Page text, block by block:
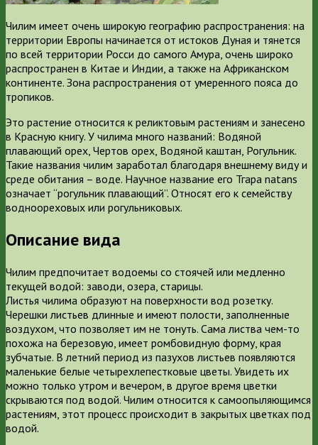
Чилим имеет очень широкую географию распространения: на
территории Европы начинается от истоков Дуная и тянется
по всей территории Росси до самого Амура, очень широко
распространен в Китае и Индии, а также на Африканском
континенте. Зона распространения от умеренного пояса до
тропиков.
Это растение относится к реликтовым растениям и занесено
в Красную книгу. У чилима много названий: Водяной
плавающий орех, Чертов орех, Водяной каштан, Рогульник.
Такие названия чилим заработал благодаря внешнему виду и
среде обитания – воде. Научное название его Тгара natans
означает “рогульник плавающий”. Относят его к семейству
водноореховых или рогульниковых.
Описание вида
Чилим предпочитает водоемы со стоячей или медленно
текущей водой: заводи, озера, старицы.
Листья чилима образуют на поверхности вод розетку.
Черешки листьев длинные и имеют полости, заполненные
воздухом, что позволяет им не тонуть. Сама листва чем-то
похожа на березовую, имеет ромбовидную форму, края
зубчатые. В летний период из пазухов листьев появляются
маленькие белые четырехлепестковые цветы. Увидеть их
можно только утром и вечером, в другое время цветки
скрываются под водой. Чилим относится к самоопыляющимся
растениям, этот процесс происходит в закрытых цветках под
водой.